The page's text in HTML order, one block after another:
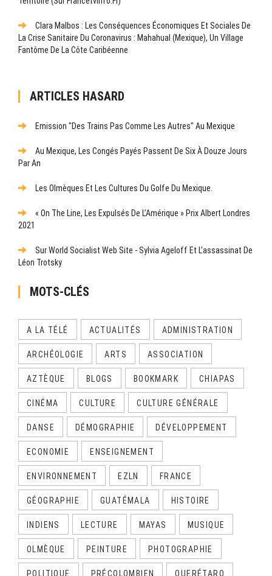
Clara Malbos : Les Conséquences Économiques Et Sociales De
La Crise Sanitaire Du Coronavirus : Mahahual (Mexique), Un Village
Fantôme De La Côte Caribéenne
ARTICLES HASARD
Emission "Des Trains Pas Comme Les Autres" Au Mexique
Au Mexique, Les Congés Payés Passent De Six À Douze Jours
Par An
Les Olmèques Et Les Cultures Du Golfe Du Mexique.
« On The Line, Les Expulsés De L’Amérique » Prix Albert Londres
2021
Sur World Socialist Web Site - Sylvia Ageloff Et L’assassinat De
Léon Trotsky
MOTS-CLÉS
A LA TÉLÉ ACTUALITÉS ADMINISTRATION
ARCHÉOLOGIE ARTS ASSOCIATION
AZTÈQUE BLOGS BOOKMARK CHIAPAS
CINÉMA CULTURE CULTURE GÉNÉRALE
DANSE DÉMOGRAPHIE DÉVELOPPEMENT
ECONOMIE ENSEIGNEMENT
ENVIRONNEMENT EZLN FRANCE
GÉOGRAPHIE GUATÉMALA HISTOIRE
INDIENS LECTURE MAYAS MUSIQUE
OLMÈQUE PEINTURE PHOTOGRAPHIE
POLITIQUE PRÉCOLOMBIEN QUERÉTARO